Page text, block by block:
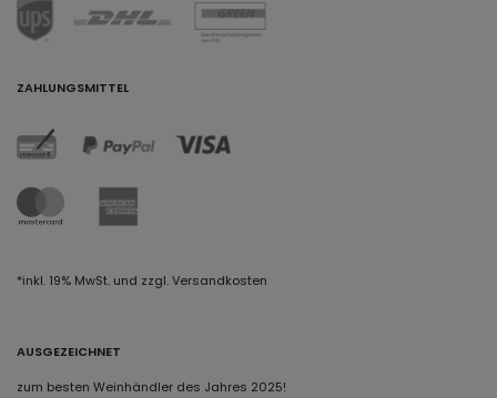
ZAHLUNGSMITTEL
*inkl. 19% MwSt. und zzgl. Versandkosten
AUSGEZEICHNET
zum besten Weinhändler des Jahres 2025!